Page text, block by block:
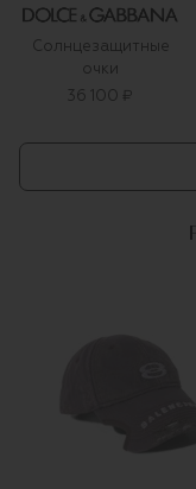
Солнцезащитные
очки
36 100 ₽